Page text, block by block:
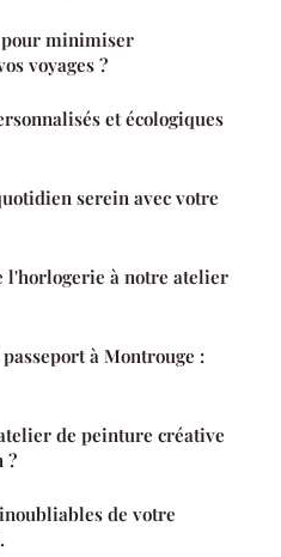
pour minimiser
voyages ?
et écologiques
serein avec votre
l'horlogerie à notre atelier
à Montrouge :
de peinture créative
?
de votre